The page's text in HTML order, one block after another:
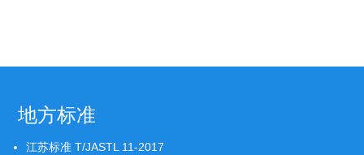
地方标准
江苏标准 T/JASTL 11-2017